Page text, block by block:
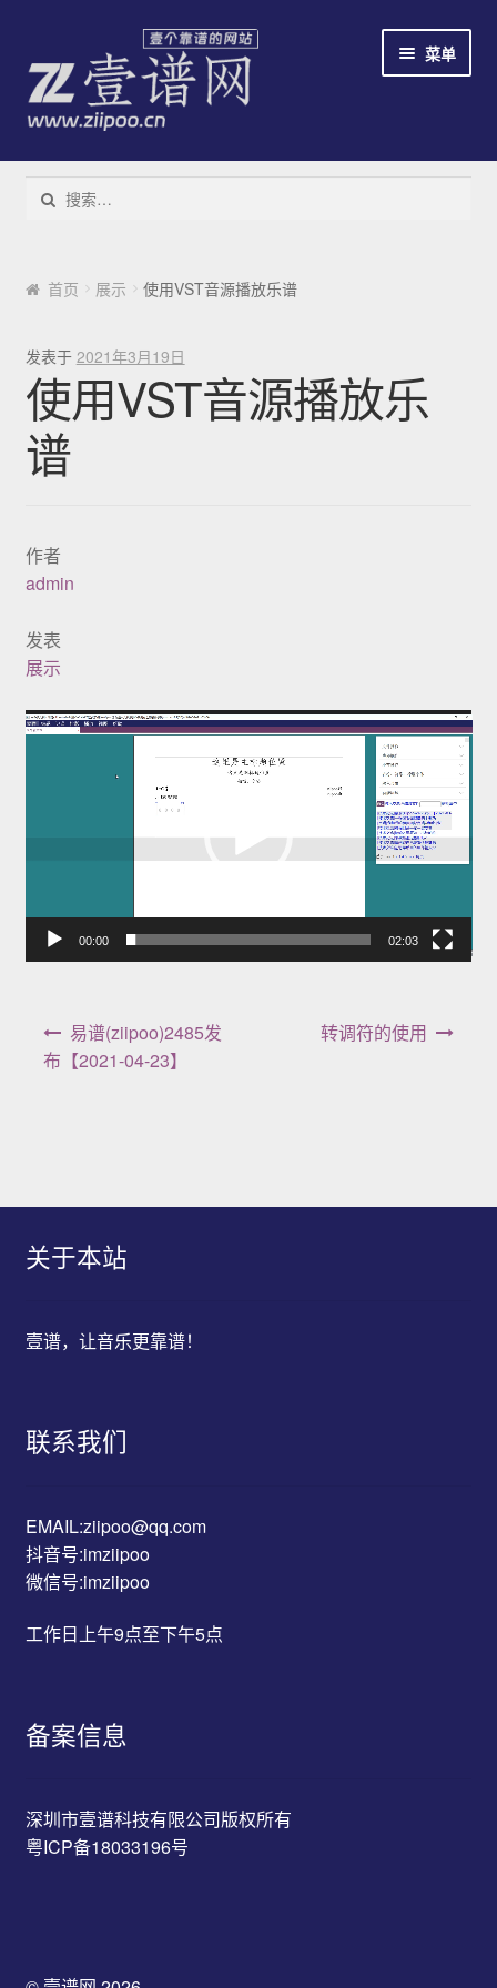
菜单
教程
云易谱
免费/收费
新手指南
搜索：
首页 展示 使用VST音源播放乐谱
发表于 2021年3月19日
使用VST音源播放乐
谱
作者
admin
发表
展示
视
00:00 02:03
文章导航易谱(ziipoo)2485发
布【2021-04-23】
转调符的使用
关于本站
壹谱，让音乐更靠谱！
联系我们
EMAIL:ziipoo@qq.com
抖音号:imziipoo
微信号:imziipoo
工作日上午9点至下午5点
备案信息
深圳市壹谱科技有限公司版权所有
粤ICP备18033196号